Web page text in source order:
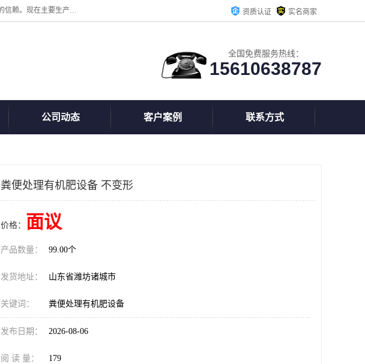
诸城汇泽机械有限公司是一家高新技术设备制造企业。公司坚持以高技术和，高服务于用户，以的环保机械制造设备赢的用户的信赖。现在主要生产死亡畜禽无害化处理和立式和卧式有机肥设备，搅拌机，烘干机，高温发酵机等。污水处理设备，固液分离机。气浮机，化制机等。公司秉承品质，用户至上，科技创新的经营理。 资质认证 实名商家
全国免费服务热线：
15610638787
公司动态 客户案例 联系方式
粪便处理有机肥设备 不变形
价格： 面议
产品数量： 99.00个
发货地址： 山东省潍坊诸城市
关键词： 粪便处理有机肥设备
发布日期： 2026-08-06
阅 读 量： 179